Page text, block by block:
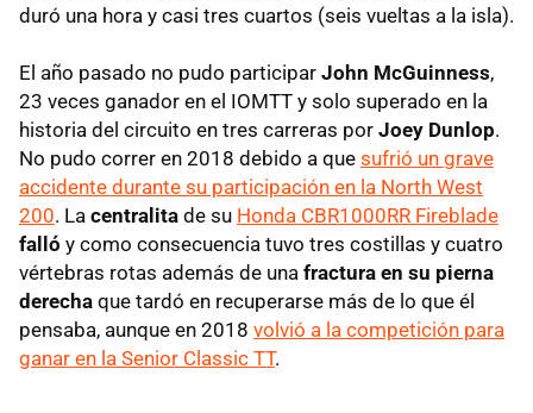
duró una hora y casi tres cuartos (seis vueltas a la isla).
El año pasado no pudo participar John McGuinness,
23 veces ganador en el IOMTT y solo superado en la
historia del circuito en tres carreras por Joey Dunlop.
No pudo correr en 2018 debido a que sufrió un grave
accidente durante su participación en la North West
200. La centralita de su Honda CBR1000RR Fireblade
falló y como consecuencia tuvo tres costillas y cuatro
vértebras rotas además de una fractura en su pierna
derecha que tardó en recuperarse más de lo que él
pensaba, aunque en 2018 volvió a la competición para
ganar en la Senior Classic TT.